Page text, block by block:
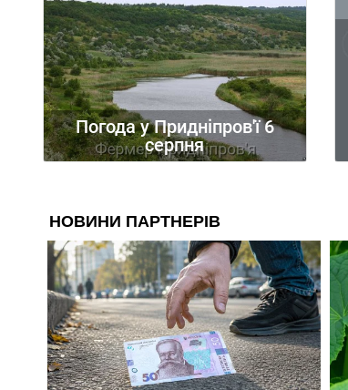
Погода у Придніпров'ї 6
серпня